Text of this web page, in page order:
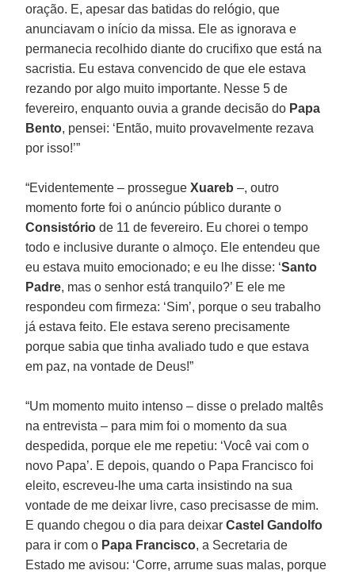
oração. E, apesar das batidas do relógio, que
anunciavam o início da missa. Ele as ignorava e
permanecia recolhido diante do crucifixo que está na
sacristia. Eu estava convencido de que ele estava
rezando por algo muito importante. Nesse 5 de
fevereiro, enquanto ouvia a grande decisão do Papa
Bento, pensei: ‘Então, muito provavelmente rezava
por isso!’”
“Evidentemente – prossegueXuareb –, outro
momento forte foi o anúncio público durante o
Consistório de 11 de fevereiro. Eu chorei o tempo
todo e inclusive durante o almoço. Ele entendeu que
eu estava muito emocionado; e eu lhe disse: ‘Santo
Padre, mas o senhor está tranquilo?’ E ele me
respondeu com firmeza: ‘Sim’, porque o seu trabalho
já estava feito. Ele estava sereno precisamente
porque sabia que tinha avaliado tudo e que estava
em paz, na vontade de Deus!”
“Um momento muito intenso – disse o prelado maltês
na entrevista – para mim foi o momento da sua
despedida, porque ele me repetiu: ‘Você vai com o
novo Papa’. E depois, quando o Papa Francisco foi
eleito, escreveu-lhe uma carta insistindo na sua
vontade de me deixar livre, caso precisasse de mim.
E quando chegou o dia para deixarCastel Gandolfo
para ir com o Papa Francisco, a Secretaria de
Estado me avisou: ‘Corre, arrume suas malas, porque